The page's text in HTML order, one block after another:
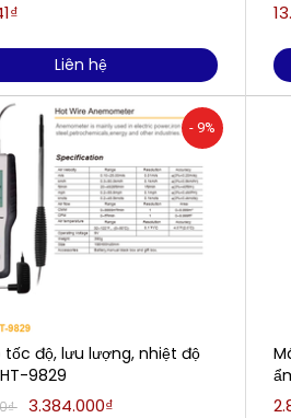
Liên hệ
- 9%
tốc độ, lưu lượng, nhiệt độ
9829
3.384.000₫